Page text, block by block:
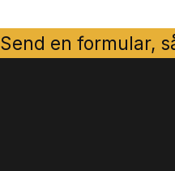
Send en formular,